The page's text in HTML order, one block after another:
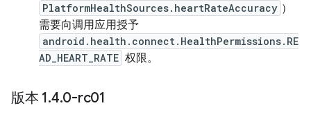
PlatformHealthSources.heartRateAccuracy ）
需要向调用应用授予
android.health.connect.HealthPermissions.RE
AD_HEART_RATE 权限。
版本 1.4.0-rc01